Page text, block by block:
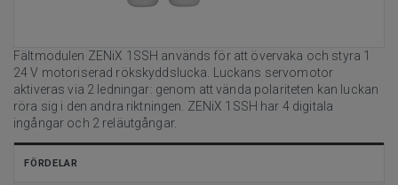
Fältmodulen ZENiX 1SSH används för att övervaka och styra 1
24 V motoriserad rökskyddslucka. Luckans servomotor
aktiveras via 2 ledningar: genom att vända polariteten kan luckan
röra sig i den andra riktningen. ZENiX 1SSH har 4 digitala
ingångar och 2 reläutgångar.
FÖRDELAR